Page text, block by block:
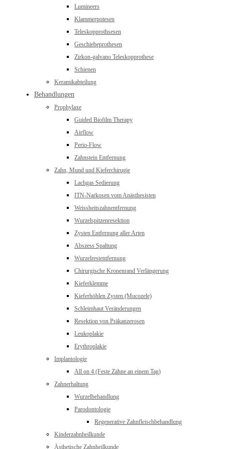
Lumineers
Klammerpotesen
Teleskopprothsesen
Geschiebeprothesen
Zirkon-galvano Teleskopprothese
Schienen
Keramikabteilung
Behandlungen
Prophylaxe
Guided Biofilm Therapy
Airflow
Perio-Flow
Zahnstein Entfernung
Zahn, Mund und Kieferchirugie
Lachgas Sedierung
ITN-Narkosen vom Anästhesisten
Weissheitszahnentfernung
Wurzelspitzenresektion
Zysten Entfernung aller Arten
Abszess Spaltung
Wurzelrestentfernung
Chirurgische Kronenrand Verlängerung
Kieferklemme
Kieferhöhlen Zysten (Mucozele)
Schleimhaut Veränderungen
Resektion von Präkanzerosen
Leukoplakie
Erythroplakie
Implantologie
All on 4 (Feste Zähne an einem Tag)
Zahnerhaltung
Wurzelbehandlung
Parodontologie
Regenerative Zahnfleischbehandlung
Kinderzahnheilkunde
Ästhetische Zahnheilkunde